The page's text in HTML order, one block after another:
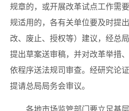
规章的，或开展改革试点工作需
规适用的，各有关单位要及时提
改、废止、授权等）建议，经总
提出草案送审稿，并对改革举措
依程序送法规司审查。经研究论
提请总局局务会审议。